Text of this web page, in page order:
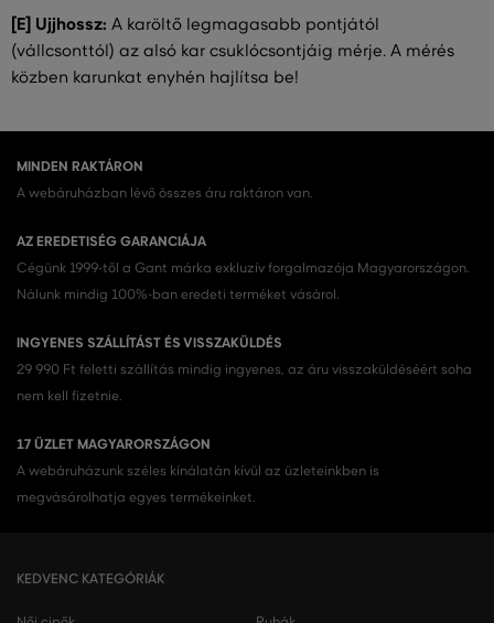
[E] Ujjhossz: A karöltő legmagasabb pontjától
(vállcsonttól) az alsó kar csuklócsontjáig mérje. A mérés
közben karunkat enyhén hajlítsa be!
MINDEN RAKTÁRON
A webáruházban lévő összes áru raktáron van.
AZ EREDETISÉG GARANCIÁJA
Cégünk 1999-től a Gant márka exkluzív forgalmazója Magyarországon.
Nálunk mindig 100%-ban eredeti terméket vásárol.
INGYENES SZÁLLÍTÁST ÉS VISSZAKÜLDÉS
29 990 Ft feletti szállítás mindig ingyenes, az áru visszaküldéséért soha
nem kell fizetnie.
17 ÜZLET MAGYARORSZÁGON
A webáruházunk széles kínálatán kívül az üzleteinkben is
megvásárolhatja egyes termékeinket.
KEDVENC KATEGÓRIÁK